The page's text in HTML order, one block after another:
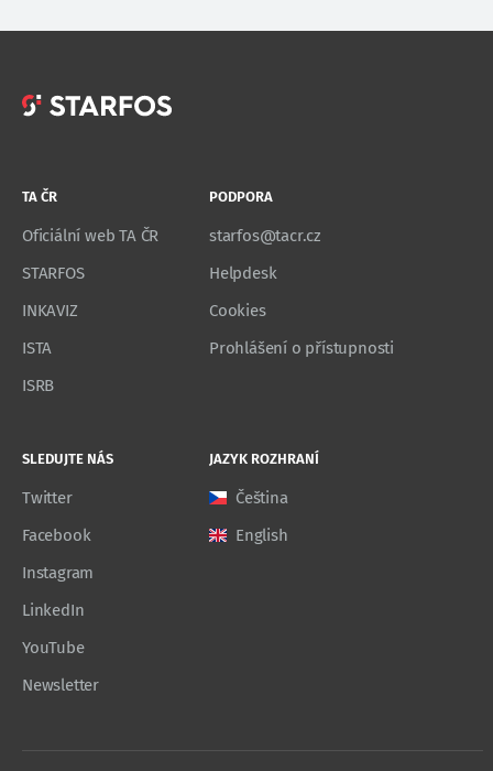
TA ČR
Oficiální web TA ČR
STARFOS
INKAVIZ
ISTA
ISRB
PODPORA
starfos@tacr.cz
Helpdesk
Cookies
Prohlášení o přístupnosti
SLEDUJTE NÁS
Twitter
Facebook
Instagram
LinkedIn
YouTube
Newsletter
JAZYK ROZHRANÍ
Čeština
English